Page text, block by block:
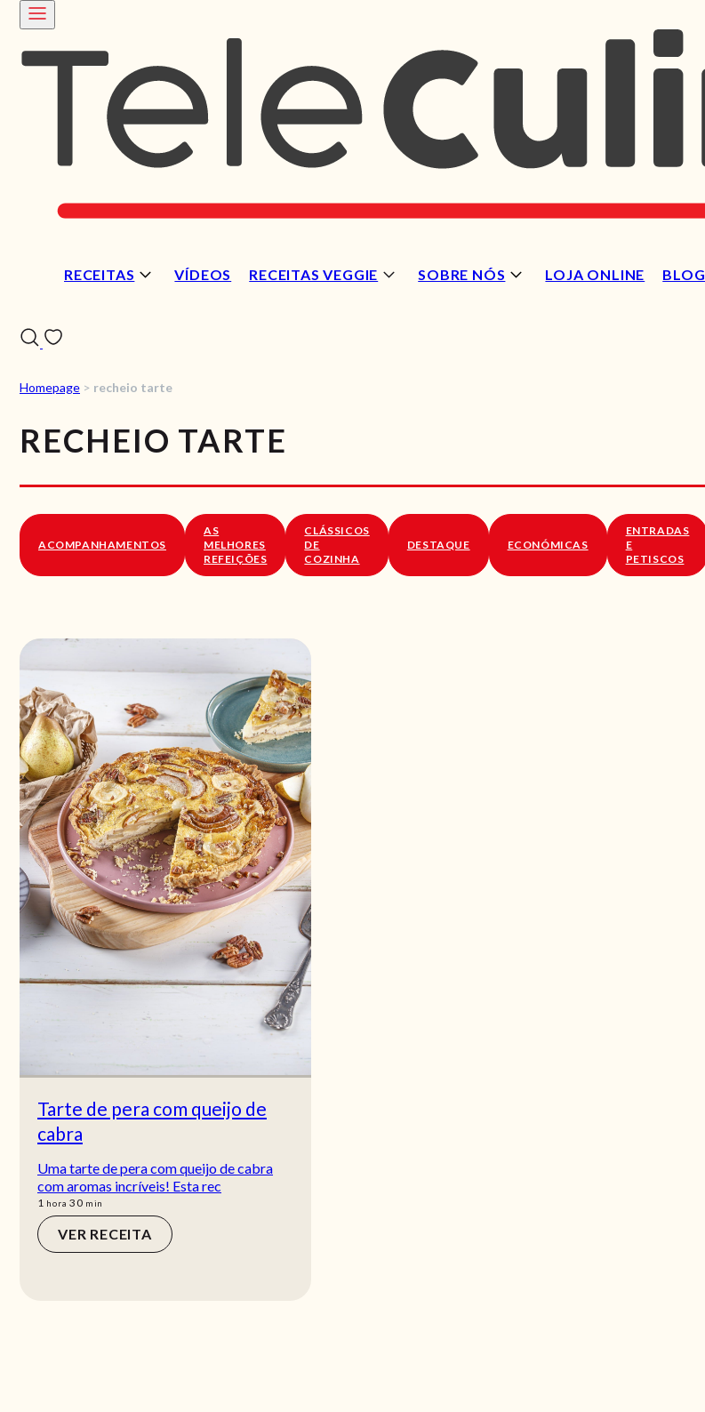
RECEITAS VÍDEOS RECEITAS VEGGIE SOBRE NÓS LOJA ONLINE BLOG
SOBRE NÓS
Homepage > recheio tarte
RECHEIO TARTE
ACOMPANHAMENTOS
AS
MELHORES
REFEIÇÕES
CLÁSSICOS
DE
COZINHA
DESTAQUE ECONÓMICAS
ENTRADAS
E
PETISCOS
Tarte de pera com queijo de
cabra
Uma tarte de pera com queijo de cabra
com aromas incríveis! Esta rec
1 hora
hora 30min
min
VER RECEITA